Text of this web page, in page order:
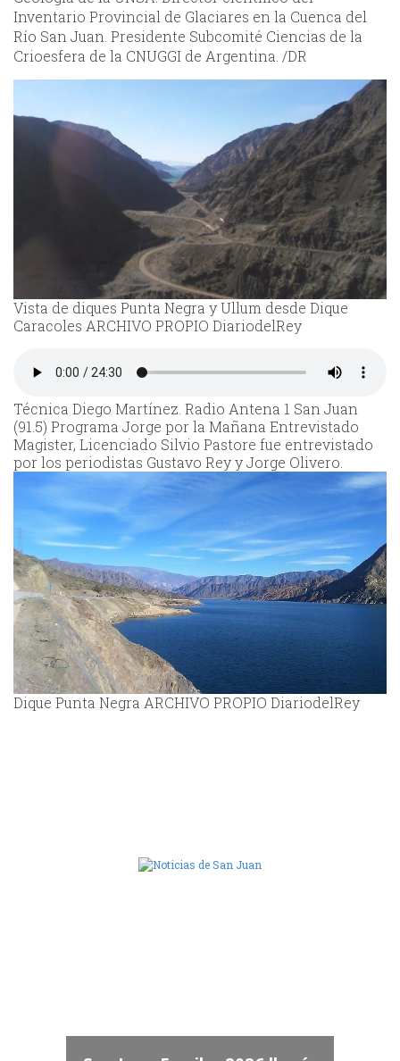
Inventario Provincial de Glaciares en la Cuenca del
Río San Juan. Presidente Subcomité Ciencias de la
Crioesfera de la CNUGGI de Argentina. /DR
Vista de diques Punta Negra y Ullum desde Dique
Caracoles ARCHIVO PROPIO DiariodelRey
Técnica Diego Martínez. Radio Antena 1 San Juan
(91.5) Programa Jorge por la Mañana Entrevistado
Magister, Licenciado Silvio Pastore fue entrevistado
por los periodistas Gustavo Rey y Jorge Olivero.
Dique Punta Negra ARCHIVO PROPIO DiariodelRey